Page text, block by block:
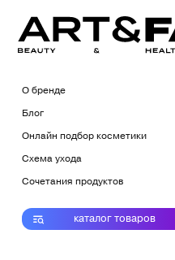
О бренде
Блог
Онлайн подбор косметики
Схема ухода
Сочетания продуктов
каталогтоваров